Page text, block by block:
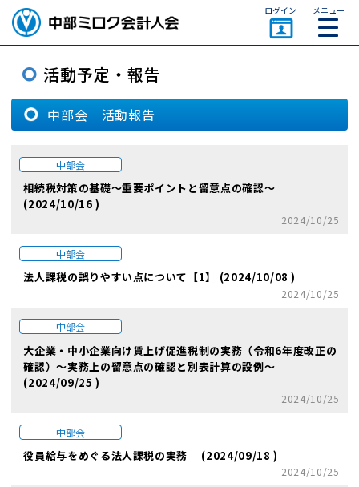
ログイン メニュー
中部会 活動報告
中部会
相続税対策の基礎～重要ポイントと留意点の確認～
(2024/10/16 )
2024/10/25
中部会
法人課税の誤りやすい点について【1】 (2024/10/08 )
2024/10/25
中部会
大企業・中小企業向け賃上げ促進税制の実務（令和6年度改正の
確認）～実務上の留意点の確認と別表計算の設例～
(2024/09/25 )
2024/10/25
中部会
役員給与をめぐる法人課税の実務 (2024/09/18 )
2024/10/25